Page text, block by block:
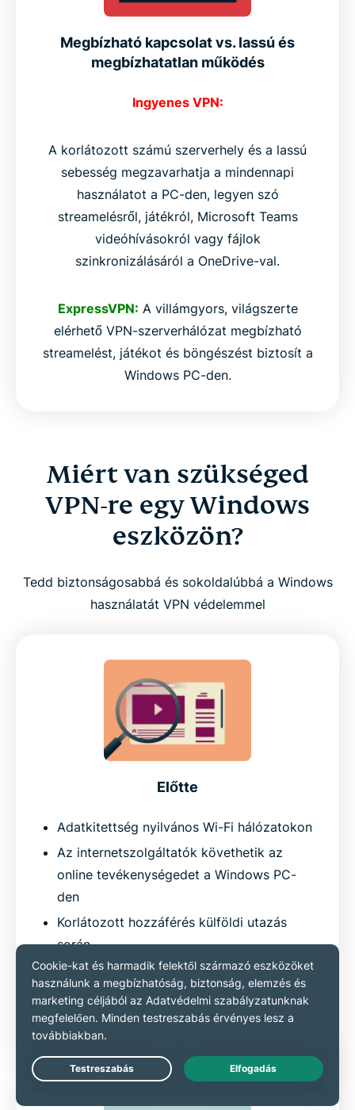
Megbízható kapcsolat vs. lassú és
megbízhatatlan működés
Ingyenes VPN:
A korlátozott számú szerverhely és a lassú
sebesség megzavarhatja a mindennapi
használatot a PC-den, legyen szó
streamelésről, játékról, Microsoft Teams
videóhívásokról vagy fájlok
szinkronizálásáról a OneDrive-val.
ExpressVPN: A villámgyors, világszerte
elérhető VPN-szerverhálózat megbízható
streamelést, játékot és böngészést biztosít a
Windows PC-den.
Miért van szükséged
VPN-re egy Windows
eszközön?
Tedd biztonságosabbá és sokoldalúbbá a Windows
használatát VPN védelemmel
Előtte
Adatkitettség nyilvános Wi-Fi hálózatokon
Az internetszolgáltatók követhetik az
online tevékenységedet a Windows PC-
den
Korlátozott hozzáférés külföldi utazás
során
Kiszolgáltatottság kártevőknek és
hackereknek
Kitettség, frusztráció és bizonytalanság
érzése
Live Chat